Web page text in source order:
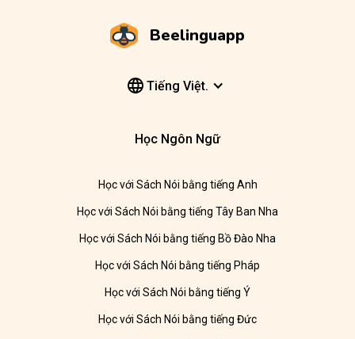
Beelinguapp
Tiếng Việt.
Học Ngôn Ngữ
Học với Sách Nói bằng tiếng Anh
Học với Sách Nói bằng tiếng Tây Ban Nha
Học với Sách Nói bằng tiếng Bồ Đào Nha
Học với Sách Nói bằng tiếng Pháp
Học với Sách Nói bằng tiếng Ý
Học với Sách Nói bằng tiếng Đức